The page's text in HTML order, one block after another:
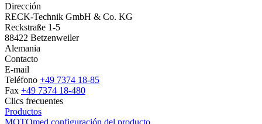
Dirección
RECK-Technik GmbH & Co. KG
Reckstraße 1-5
88422 Betzenweiler
Alemania
Contacto
E-mail
Teléfono +49 7374 18-85
Fax +49 7374 18-480
Clics frecuentes
Productos
MOTOmed configuración del producto